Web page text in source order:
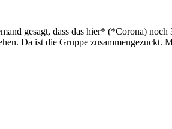
gesagt, dass das hier* (*Corona)
Da ist die Gruppe